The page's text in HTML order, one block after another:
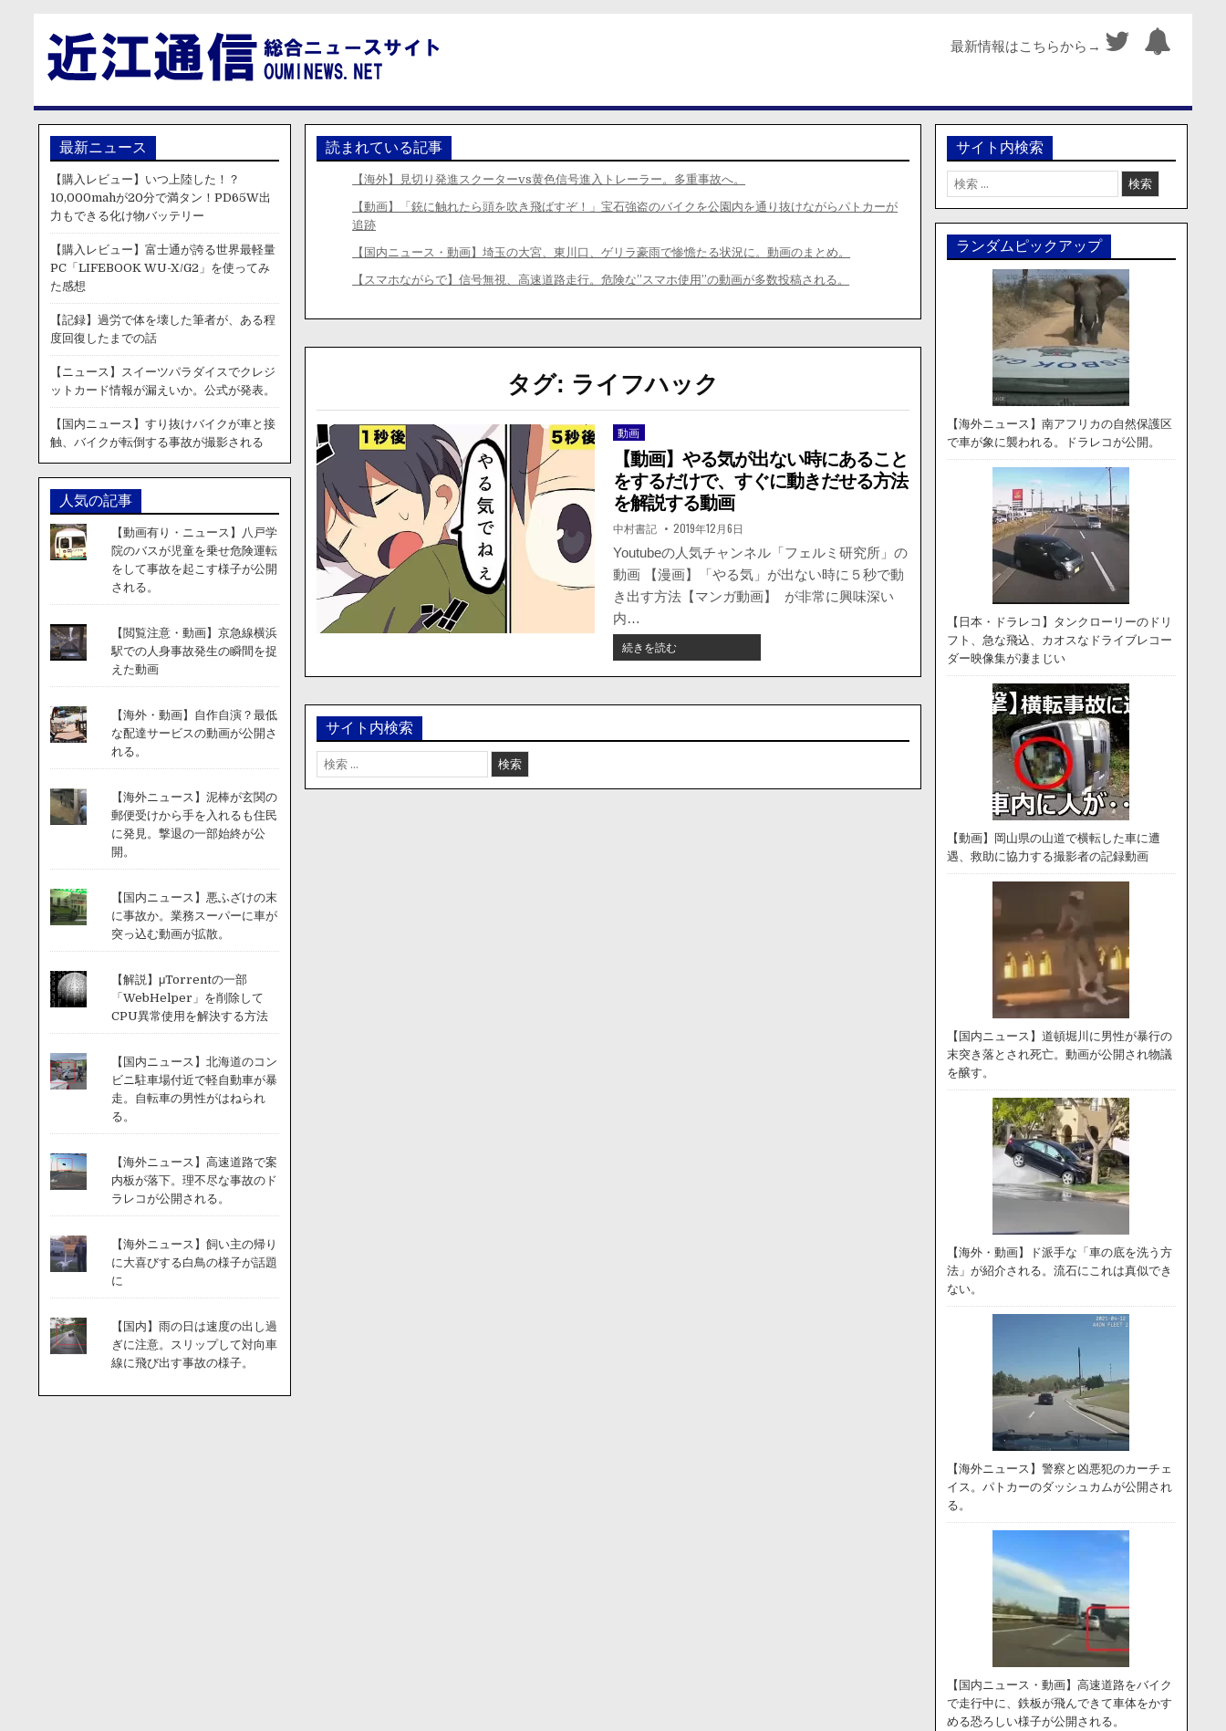
最新情報はこちらから→
読まれている記事
【海外】見切り発進スクーターvs黄色信号進入トレーラー。多重事故へ。
【動画】「銃に触れたら頭を吹き飛ばすぞ！」宝石強盗のバイクを公園内を通り抜けながらパトカーが
追跡
【国内ニュース・動画】埼玉の大宮、東川口、ゲリラ豪雨で惨憺たる状況に。動画のまとめ。
【スマホながらで】信号無視、高速道路走行。危険な”スマホ使用”の動画が多数投稿される。
タグ: ライフハック
Posted
動画
【動画】やる気が出ない時にあること
をするだけで、すぐに動きだせる方法
を解説する動画
著
者:
中村書記 掲
載
日：
2019年12月6日
Youtubeの人気チャンネル「フェルミ研究所」の
動画 【漫画】「やる気」が出ない時に５秒で動
き出す方法【マンガ動画】 が非常に興味深い
内…
続きを読む【動
画】
や
サイト内検索
検
索:
最新ニュース
【購入レビュー】いつ上陸した！？
10,000mahが20分で満タン！PD65W出
力もできる化け物バッテリー
【購入レビュー】富士通が誇る世界最軽量
PC「LIFEBOOK WU-X/G2」を使ってみ
た感想
【記録】過労で体を壊した筆者が、ある程
度回復したまでの話
【ニュース】スイーツパラダイスでクレジ
ットカード情報が漏えいか。公式が発表。
【国内ニュース】すり抜けバイクが車と接
触、バイクが転倒する事故が撮影される
人気の記事
【動画有り・ニュース】八戸学
院のバスが児童を乗せ危険運転
をして事故を起こす様子が公開
される。
【閲覧注意・動画】京急線横浜
駅での人身事故発生の瞬間を捉
えた動画
【海外・動画】自作自演？最低
な配達サービスの動画が公開さ
れる。
【海外ニュース】泥棒が玄関の
郵便受けから手を入れるも住民
に発見。撃退の一部始終が公
開。
【国内ニュース】悪ふざけの末
に事故か。業務スーパーに車が
突っ込む動画が拡散。
【解説】μTorrentの一部
「WebHelper」を削除して
CPU異常使用を解決する方法
【国内ニュース】北海道のコン
ビニ駐車場付近で軽自動車が暴
走。自転車の男性がはねられ
る。
【海外ニュース】高速道路で案
内板が落下。理不尽な事故のド
ラレコが公開される。
【海外ニュース】飼い主の帰り
に大喜びする白鳥の様子が話題
に
【国内】雨の日は速度の出し過
ぎに注意。スリップして対向車
線に飛び出す事故の様子。
サイト内検索
検
索:
ランダムピックアップ
【海外ニュース】南アフリカの自然保護区
で車が象に襲われる。ドラレコが公開。
【日本・ドラレコ】タンクローリーのドリ
フト、急な飛込、カオスなドライブレコー
ダー映像集が凄まじい
【動画】岡山県の山道で横転した車に遭
遇、救助に協力する撮影者の記録動画
【国内ニュース】道頓堀川に男性が暴行の
末突き落とされ死亡。動画が公開され物議
を醸す。
【海外・動画】ド派手な「車の底を洗う方
法」が紹介される。流石にこれは真似でき
ない。
【海外ニュース】警察と凶悪犯のカーチェ
イス。パトカーのダッシュカムが公開され
る。
【国内ニュース・動画】高速道路をバイク
で走行中に、鉄板が飛んできて車体をかす
める恐ろしい様子が公開される。